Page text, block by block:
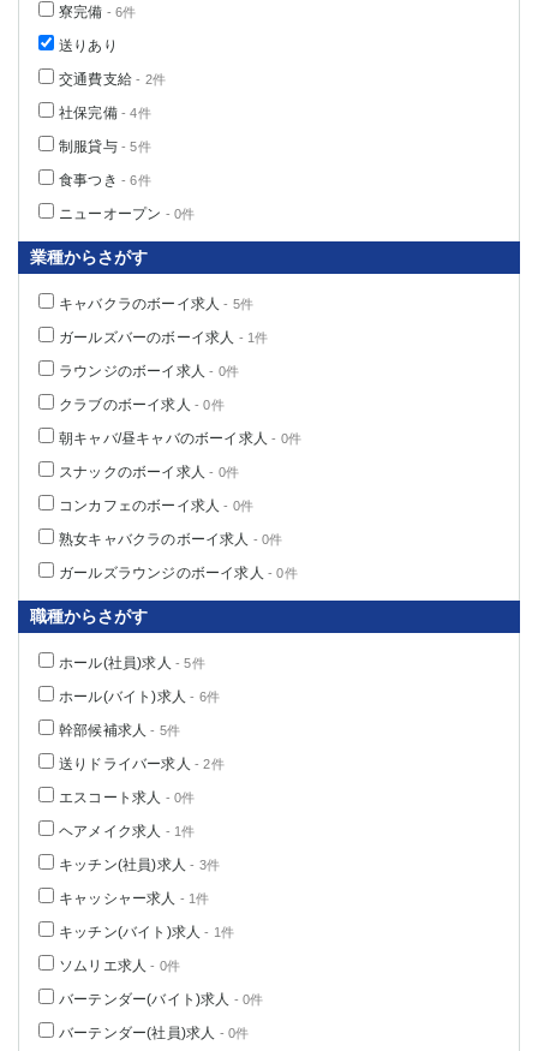
寮完備 - 6件
送りあり
交通費支給 - 2件
社保完備- 4件
制服貸与- 5件
食事つき - 6件
ニューオープン - 0件
業種からさがす
キャバクラのボーイ求人 - 5件
ガールズバーのボーイ求人 - 1件
ラウンジのボーイ求人 - 0件
クラブのボーイ求人 - 0件
朝キャバ/昼キャバのボーイ求人 - 0件
スナックのボーイ求人 - 0件
コンカフェのボーイ求人 - 0件
熟女キャバクラのボーイ求人 - 0件
ガールズラウンジのボーイ求人 - 0件
職種からさがす
ホール(社員)求人 - 5件
ホール(バイト)求人 - 6件
幹部候補求人 - 5件
送りドライバー求人 - 2件
エスコート求人 - 0件
ヘアメイク求人 - 1件
キッチン(社員)求人 - 3件
キャッシャー求人 - 1件
キッチン(バイト)求人 - 1件
ソムリエ求人 - 0件
バーテンダー(バイト)求人 - 0件
バーテンダー(社員)求人 - 0件